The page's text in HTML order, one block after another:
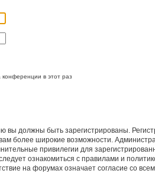
в этот раз
вы должны быть зарегистрированы.
более широкие возможности.
привилегии для
ознакомиться с правилами и
на форумах означает согласие со